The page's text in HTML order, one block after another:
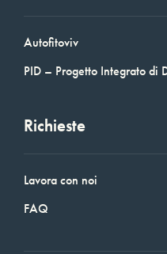
Autofitoviv
PID – Progetto Integrato di
Richieste
Lavora con noi
FAQ